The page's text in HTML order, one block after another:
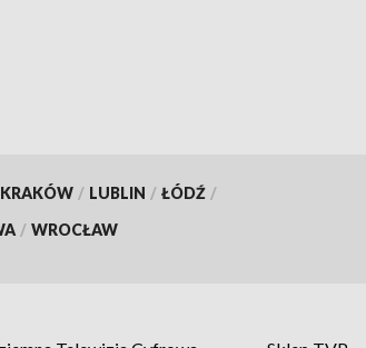
KRAKÓW / LUBLIN / ŁÓDŹ /
/ WROCŁAW